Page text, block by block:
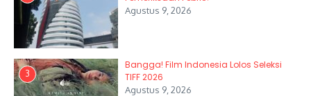
Agustus 9, 2026
3
Bangga! Film Indonesia Lolos Seleksi
TIFF 2026
Agustus 9, 2026